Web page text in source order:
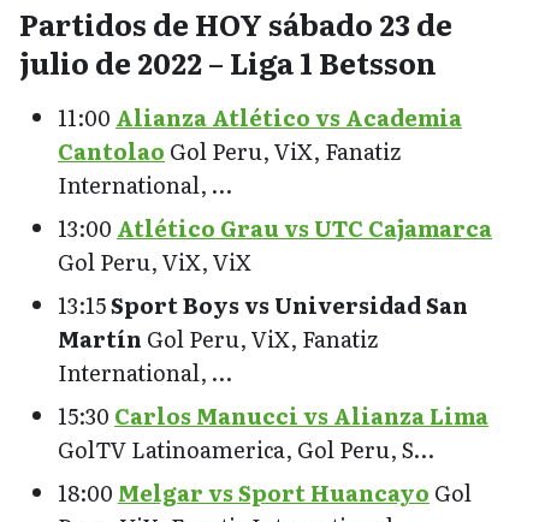
Partidos de HOY sábado 23 de
julio de 2022 – Liga 1 Betsson
11:00 Alianza Atlético vs Academia
Cantolao Gol Peru, ViX, Fanatiz
International, …
13:00 Atlético Grau vs UTC Cajamarca
Gol Peru, ViX, ViX
13:15Sport Boys vs Universidad San
Martín Gol Peru, ViX, Fanatiz
International, …
15:30 Carlos Manucci vs Alianza Lima
GolTV Latinoamerica, Gol Peru, S…
18:00 Melgar vs Sport Huancayo Gol